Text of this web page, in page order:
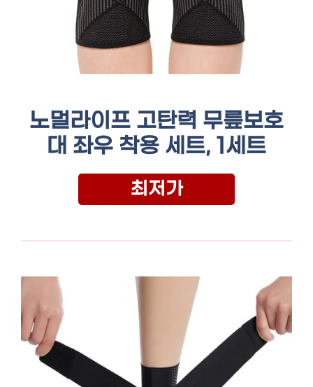
노멀라이프 고탄력 무릎보호
대 좌우 착용 세트, 1세트
최저가